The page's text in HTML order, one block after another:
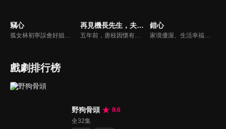
竊心
孤女林初寧誤會好姐妹小柔死於紈絝陸司宴之手，卻陰錯陽差必須假扮陸家千金，成為陸司宴的雙胞胎姐姐，進入陸家復仇，然而陸司宴卻以為對自己的姐姐產生了不該有的愛慕之情。
再見機長先生，夫人已讀不回
五年前，唐枝因懷有裴延禮的孩子嫁入裴家，卻在這段婚姻裡受盡冷落。裴延禮心中只有初戀梁平霜，對唐枝與兒子小馳不聞不問。更殘酷的是，唐枝早已被確診胃癌晚期，醫生告知她僅剩一年生命，她最大的心願便是陪小馳過好最後一個五歲生日...
錯心
家境優渥、生活幸福的富商之女連心若，遭逢鉅變失去一切，伸冤不成反被活埋，幸得裴家二爺裴玉澤所救，決心尋找真相伺機復仇。五年後連心若化名歌手杜幽夢回歸，與裴玉澤攜手層層佈局，開啟一場瑰麗爽快的復仇遊戲。
戲劇排行榜
野狗骨頭
8.6
全32集